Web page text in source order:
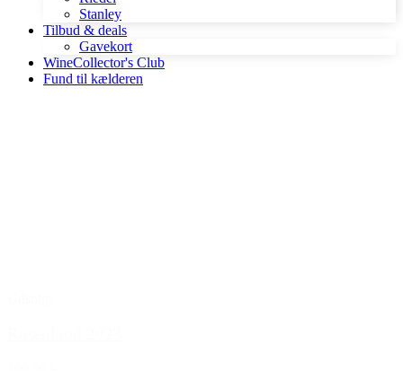
Stanley
Tilbud & deals
Gavekort
WineCollector's Club
Fund til kælderen